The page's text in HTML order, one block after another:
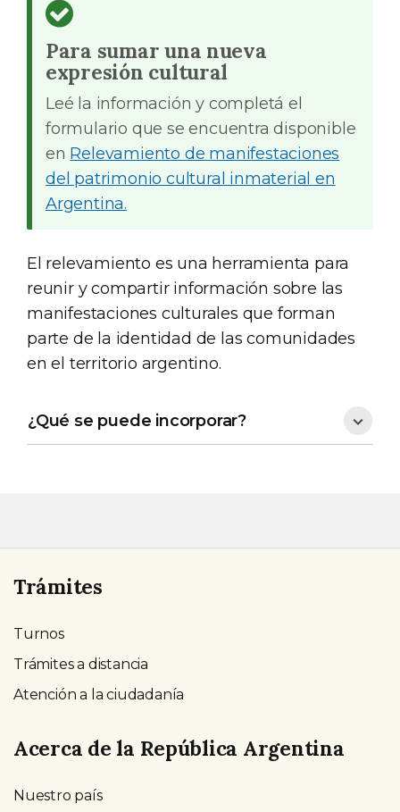
Para sumar una nueva
expresión cultural
Leé la información y completá el
formulario que se encuentra disponible
en Relevamiento de manifestaciones
del patrimonio cultural inmaterial en
Argentina.
El relevamiento es una herramienta para
reunir y compartir información sobre las
manifestaciones culturales que forman
parte de la identidad de las comunidades
en el territorio argentino.
¿Qué se puede incorporar?
Trámites
Turnos
Trámites a distancia
Atención a la ciudadanía
Acerca de la República Argentina
Nuestro país